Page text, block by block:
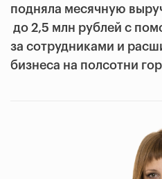
подняла месячную
до 2,5 млн рублей с
за сотрудниками и
бизнеса на полсотни